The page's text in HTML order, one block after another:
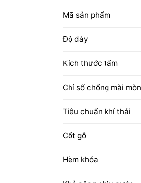
Mã sản phẩm
Độ dày
Kích thước tấm
Chỉ số chống mài mòn
Tiêu chuẩn khí thải
Cốt gỗ
Hèm khóa